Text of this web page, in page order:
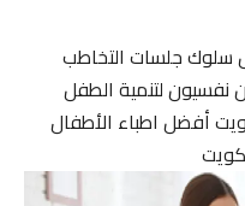
سلوك جلسات التخاطب
نفسيون لتنمية الطفل
أفضل اطباء الأطفال